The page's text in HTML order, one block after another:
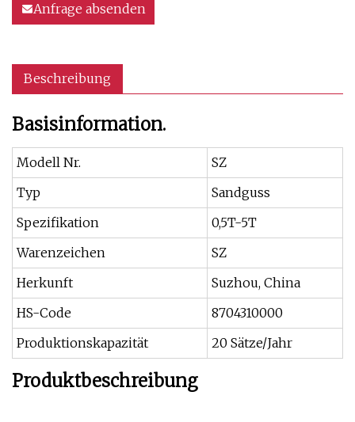
Anfrage absenden
Beschreibung
Basisinformation.
Modell Nr.
SZ
Typ
Sandguss
Spezifikation
0,5T-5T
Warenzeichen
SZ
Herkunft
Suzhou, China
HS-Code
8704310000
Produktionskapazität
20 Sätze/Jahr
Produktbeschreibung